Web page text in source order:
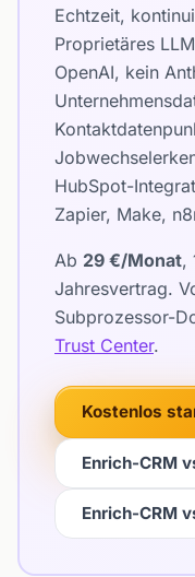
Echtzeit,
Proprietäres
OpenAI, kein
HubSpot-
Zapier, Make,
Ab 29 €/Monat,
Jahresvertrag.
Subprozessor-
Trust Center.
Kostenlos
Enrich-CRM
Enrich-CRM